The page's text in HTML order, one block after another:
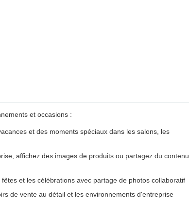
et occasions :
et des moments spéciaux dans les salons, les
affichez des images de produits ou partagez du contenu
et les célébrations avec partage de photos collaboratif
de vente au détail et les environnements d'entreprise